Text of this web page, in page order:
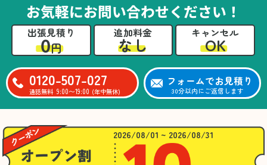
お気軽にお問い合わせください！
出張見積り
0円
追加料金
なし
キャンセル
OK
0120-507-027
通話無料 9:00〜19:00 (年中無休)
フォームでお見積り
30分以内にご返信します
2026/08/01 ~ 2026/08/31